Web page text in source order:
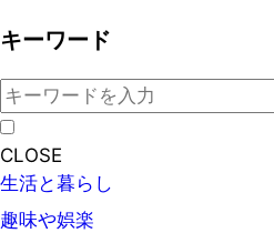
キーワード
CLOSE
生活と暮らし
趣味や娯楽